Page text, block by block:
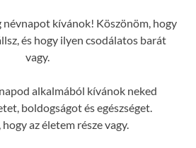
kívánok! Köszönöm, hogy
és hogy ilyen csodálatos barát
vagy.
alkalmából kívánok neked
boldogságot és egészséget.
az életem része vagy.